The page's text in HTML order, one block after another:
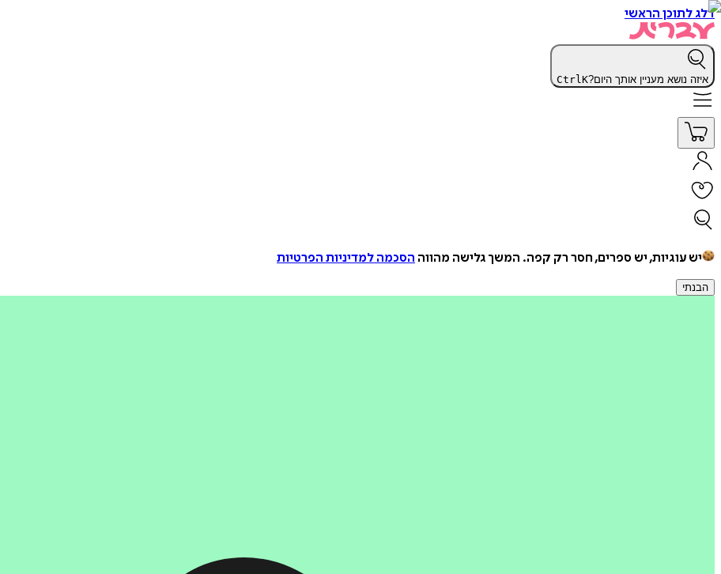
דלג לתוכן הראשי
איזה נושא מעניין אותך היום? CtrlK
יש עוגיות, יש ספרים, חסר רק קפה. המשך גלישה מהווה הסכמה למדיניות הפרטיות
הבנתי